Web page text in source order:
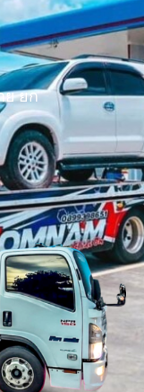
ย ยก